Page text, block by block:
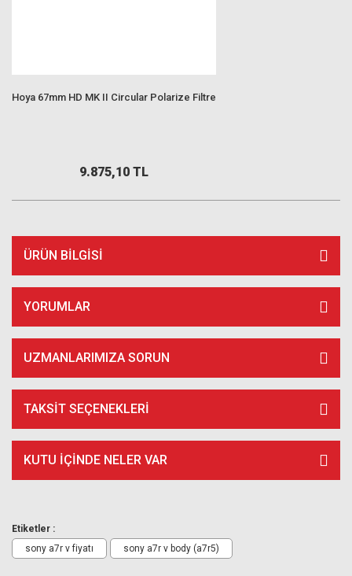
Hoya 67mm HD MK II Circular Polarize Filtre
9.875,10 TL
ÜRÜN BILGISI
YORUMLAR
UZMANLARIMIZA SORUN
TAKSIT SEÇENEKLERI
KUTU İÇİNDE NELER VAR
Etiketler :
sony a7r v fiyatı
sony a7r v body (a7r5)